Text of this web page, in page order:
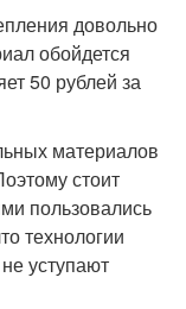
довольно
обойдется
50 рублей за
материалов
стоит
пользовались
технологии
уступают